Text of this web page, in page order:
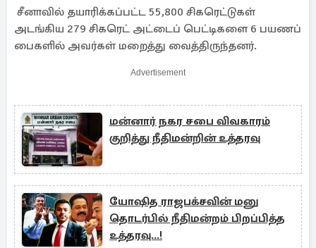
சீனாவில் தயாரிக்கப்பட்ட 55,800 சிகரெட்டுகள்
அடங்கிய 279 சிகரெட் அட்டைப் பெட்டிகளை 6 பயணப்
பைகளில் அவர்கள் மறைத்து வைத்திருந்தனர்.
Advertisement
மன்னார் நகர சபை விவகாரம்
குறித்து நீதிமன்றின் உத்தரவு
யோஷித ராஜபக்சவின் மனு
தொடர்பில் நீதிமன்றம் பிறப்பித்த
உத்தரவு...!